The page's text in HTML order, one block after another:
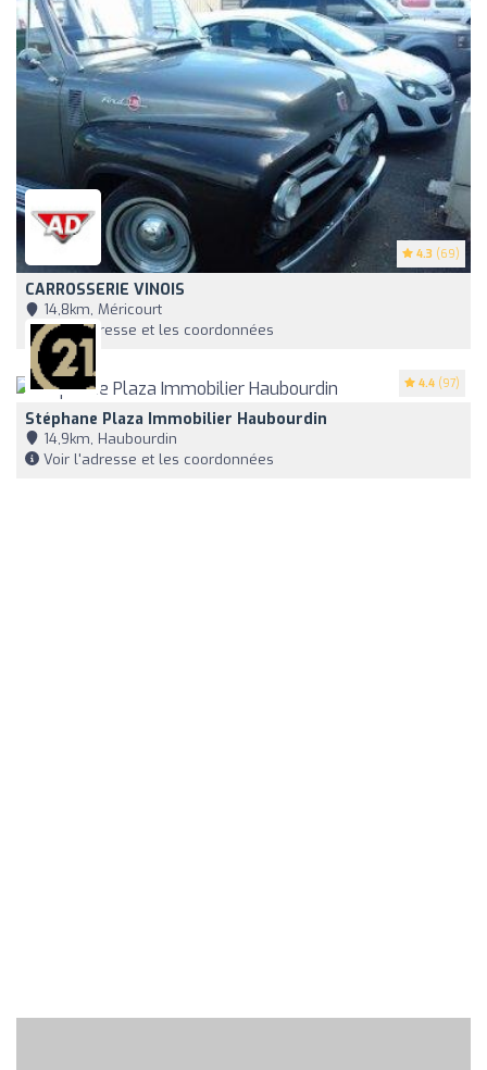
4.3 (69)
CARROSSERIE VINOIS
14,8km, Méricourt
Voir l'adresse et les coordonnées
4.4 (97)
Stéphane Plaza Immobilier Haubourdin
14,9km, Haubourdin
Voir l'adresse et les coordonnées